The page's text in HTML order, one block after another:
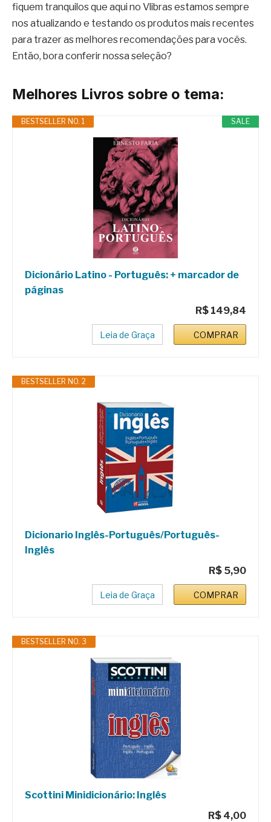
fiquem tranquilos que aqui no Vlibras estamos sempre
nos atualizando e testando os produtos mais recentes
para trazer as melhores recomendações para vocês.
Então, bora conferir nossa seleção?
Melhores Livros sobre o tema:
SALE
BESTSELLER NO. 1
Dicionário Latino - Português: + marcador de
páginas
R$ 149,84
Leia de Graça COMPRAR
BESTSELLER NO. 2
Dicionario Inglês-Português/Português-
Inglês
R$ 5,90
Leia de Graça COMPRAR
BESTSELLER NO. 3
Scottini Minidicionário: Inglês
R$ 4,00